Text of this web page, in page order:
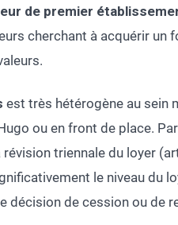
de premier
cherchant à acquérir un
est très hétérogène au sein
ou en front de place.
triennale du loyer
le niveau du
décision de cession ou de